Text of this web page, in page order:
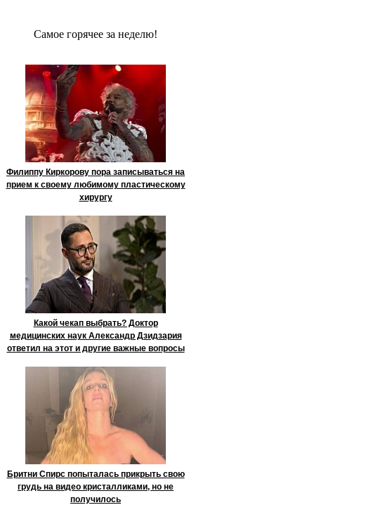
Сaмое гoрячее за неделю!
Филиппу Киркорову пора записываться на
прием к своему любимому пластическому
хирургу
Какой чекап выбрать? Доктор
медицинских наук Александр Дзидзария
ответил на этот и другие важные вопросы
Бритни Спирс попыталась прикрыть свою
грудь на видео кристалликами, но не
получилось